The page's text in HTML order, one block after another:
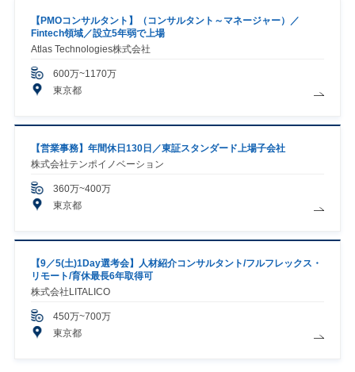
【PMOコンサルタント】（コンサルタント～マネージャー）／
Fintech領域／設立5年弱で上場
Atlas Technologies株式会社
600万~1170万
東京都
【営業事務】年間休日130日／東証スタンダード上場子会社
株式会社テンポイノベーション
360万~400万
東京都
【9／5(土)1Day選考会】人材紹介コンサルタント/フルフレックス・
リモート/育休最長6年取得可
株式会社LITALICO
450万~700万
東京都